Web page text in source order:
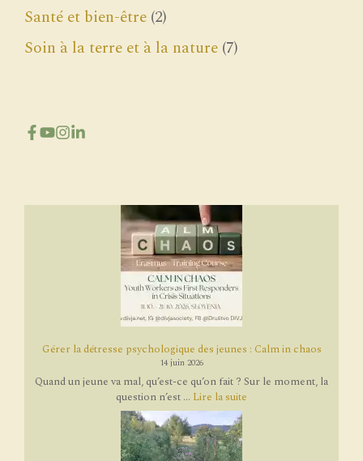
Santé et bien-être (2)
Soin à la terre et à la nature (7)
Gérer la détresse psychologique des jeunes : Calm in chaos
14 juin 2026
Quand un jeune va mal, qu’est-ce qu’on fait ? Sur le moment, la
question n’est ... Lire la suite